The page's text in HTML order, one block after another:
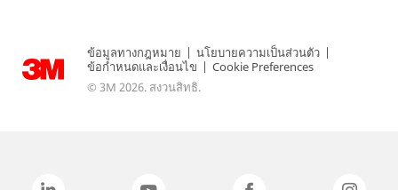
ข้อมูลทางกฎหมาย | นโยบายความเป็นส่วนตัว |
ข้อกำหนดและเงื่อนไข | Cookie Preferences
© 3M 2026. สงวนสิทธิ.